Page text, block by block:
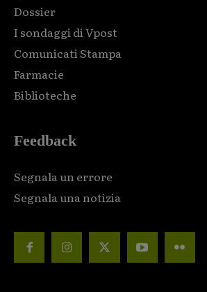
Dossier
I sondaggi di Vpost
Comunicati Stampa
Farmacie
Biblioteche
Feedback
Segnala un errore
Segnala una notizia